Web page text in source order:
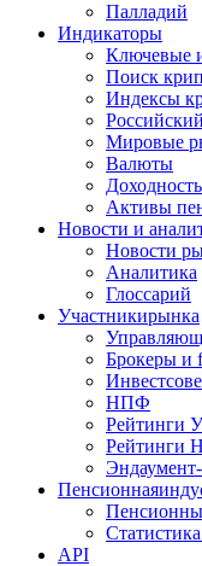
Палладий
Индикаторы
Ключевые
Поиск
Индексы
Мировые
Валюты
Активы
Новости и
Новости
Аналитика
Глоссарий
Участникирынка
Брокеры и
НПФ
Рейтинги
Рейтинги
Пенсионная
API